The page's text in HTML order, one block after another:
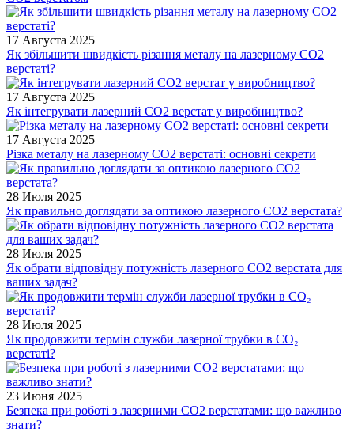
17 Августа 2025
Як збільшити швидкість різання металу на лазерному CO2
верстаті?
17 Августа 2025
Як інтегрувати лазерний CO2 верстат у виробництво?
17 Августа 2025
Різка металу на лазерному CO2 верстаті: основні секрети
28 Июля 2025
Як правильно доглядати за оптикою лазерного CO2 верстата?
28 Июля 2025
Як обрати відповідну потужність лазерного CO2 верстата для
ваших задач?
28 Июля 2025
Як продовжити термін служби лазерної трубки в CO₂
верстаті?
23 Июня 2025
Безпека при роботі з лазерними CO2 верстатами: що важливо
знати?